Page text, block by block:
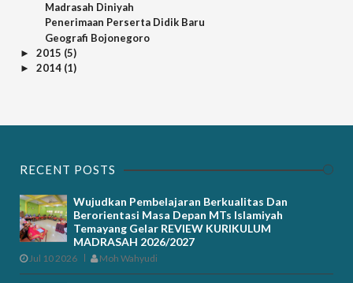
Madrasah Diniyah
Penerimaan Perserta Didik Baru
Geografi Bojonegoro
► 2015 (5)
► 2014 (1)
RECENT POSTS
Wujudkan Pembelajaran Berkualitas Dan
Berorientasi Masa Depan MTs Islamiyah
Temayang Gelar REVIEW KURIKULUM
MADRASAH 2026/2027
Jul 10 2026 Moh Wahyudi